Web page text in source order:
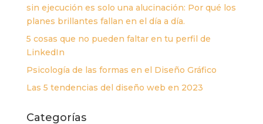
sin ejecución es solo una alucinación: Por qué los
planes brillantes fallan en el día a día.
5 cosas que no pueden faltar en tu perfil de
LinkedIn
Psicología de las formas en el Diseño Gráfico
Las 5 tendencias del diseño web en 2023
Categorías